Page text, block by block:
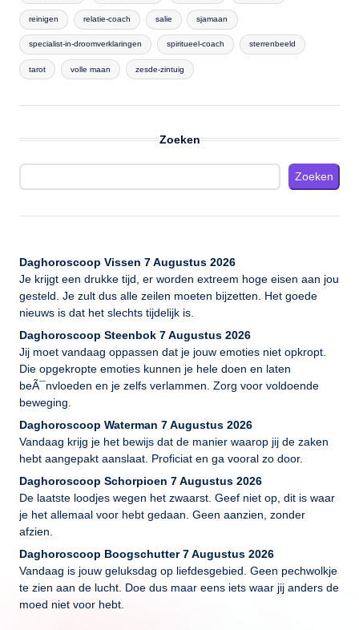
reinigen relatie-coach salie sjamaan
specialist-in-droomverklaringen spiritueel-coach sterrenbeeld
tarot volle maan zesde-zintuig
Zoeken
Zoeken
Daghoroscoop Vissen 7 Augustus 2026
Je krijgt een drukke tijd, er worden extreem hoge eisen aan jou
gesteld. Je zult dus alle zeilen moeten bijzetten. Het goede
nieuws is dat het slechts tijdelijk is.
Daghoroscoop Steenbok 7 Augustus 2026
Jij moet vandaag oppassen dat je jouw emoties niet opkropt.
Die opgekropte emoties kunnen je hele doen en laten
beÃ¯nvloeden en je zelfs verlammen. Zorg voor voldoende
beweging.
Daghoroscoop Waterman 7 Augustus 2026
Vandaag krijg je het bewijs dat de manier waarop jij de zaken
hebt aangepakt aanslaat. Proficiat en ga vooral zo door.
Daghoroscoop Schorpioen 7 Augustus 2026
De laatste loodjes wegen het zwaarst. Geef niet op, dit is waar
je het allemaal voor hebt gedaan. Geen aanzien, zonder
afzien.
Daghoroscoop Boogschutter 7 Augustus 2026
Vandaag is jouw geluksdag op liefdesgebied. Geen pechwolkje
te zien aan de lucht. Doe dus maar eens iets waar jij anders de
moed niet voor hebt.